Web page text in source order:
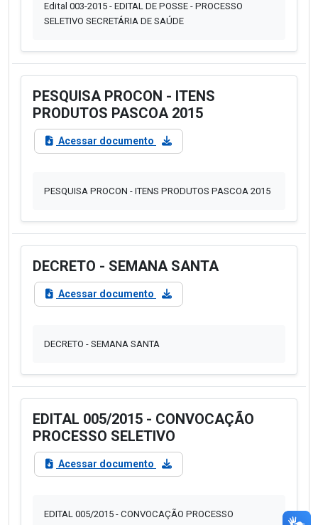
Edital 003-2015 - EDITAL DE POSSE - PROCESSO
SELETIVO SECRETÁRIA DE SAÚDE
PESQUISA PROCON - ITENS
PRODUTOS PASCOA 2015
Acessar documento
PESQUISA PROCON - ITENS PRODUTOS PASCOA 2015
DECRETO - SEMANA SANTA
Acessar documento
DECRETO - SEMANA SANTA
EDITAL 005/2015 - CONVOCAÇÃO
PROCESSO SELETIVO
Acessar documento
EDITAL 005/2015 - CONVOCAÇÃO PROCESSO